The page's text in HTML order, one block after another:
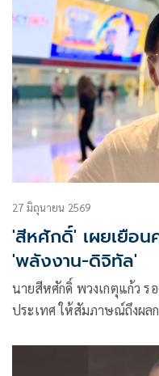
27 มิถุนายน 2569
'สีหศักดิ์' เผยเยือน
'พลังงาน-ดิจิทัล'
นายสีหศักดิ์ พวงเกตุแก้ว ร
ประเทศ ให้สัมภาษณ์ถึงผล
ระดับความสัมพันธ์ระหว่าง